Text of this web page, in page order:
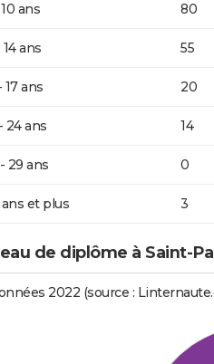
ans 80
14 ans 55
17 ans 20
24 ans 14
29 ans 0
et plus 3
de diplôme à Saint-
2022 (source :